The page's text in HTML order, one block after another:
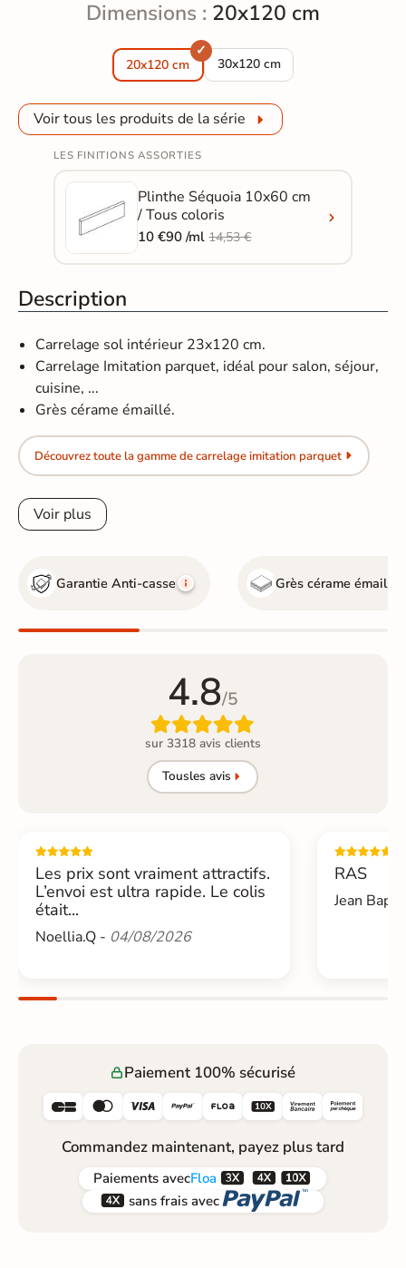
Dimensions : 20x120 cm
20x120 cm 30x120 cm
Carrelage sol imitation parquet
Voir tous les produits de la série
LES FINITIONS ASSORTIES
Plinthe Séquoia 10x60 cm
/ Tous coloris
10 €90 /ml14,53 €
Description
Carrelage sol intérieur 23x120 cm.
Carrelage Imitation parquet, idéal pour salon, séjour,
cuisine, ...
Grès cérame émaillé.
Découvrez toute la gamme de carrelage imitation parquet
Voir plus
Garantie Anti-casse Grès cérame émaillé
4.8/5

sur 3318 avis clients
Tousles avis
Les prix sont vraiment attractifs.
L’envoi est ultra rapide. Le colis
était...
Noellia.Q - 04/08/2026
RAS
Jean
Paiement 100% sécurisé
     
Commandez maintenant, payez plus tard
Paiements avecFloa  
 sans frais avec 